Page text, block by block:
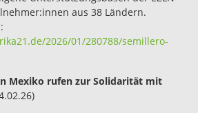
aus 38 Ländern.
2026/01/280788/semillero-
Mexiko rufen zur Solidarität mit